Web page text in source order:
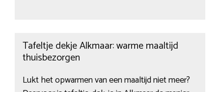
Tafeltje dekje Alkmaar: warme maaltijd
thuisbezorgen
Lukt het opwarmen van een maaltijd niet meer?